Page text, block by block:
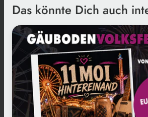
Das könnte Dich auch